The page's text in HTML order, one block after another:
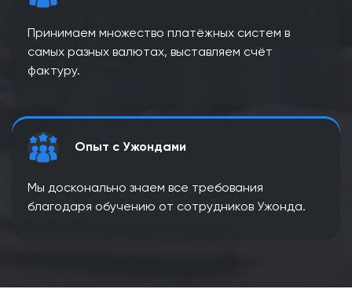
Принимаем множество платёжных систем в
самых разных валютах, выставляем счёт
фактуру.
Опыт с Ужондами
Мы досконально знаем все требования
благодаря обучению от сотрудников Ужонда.